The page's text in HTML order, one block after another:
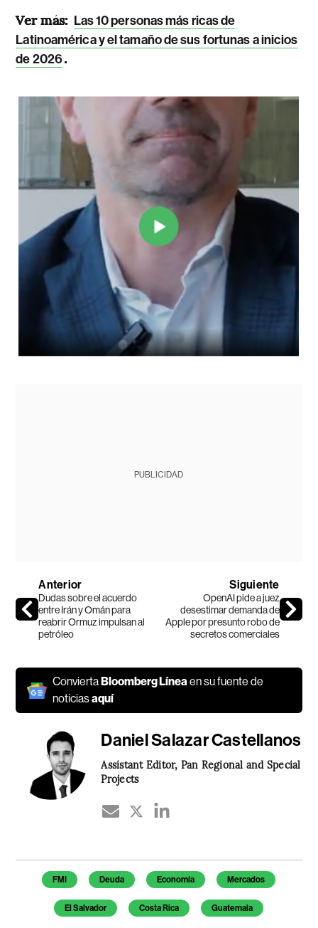
Ver más: Las 10 personas más ricas de
Latinoamérica y el tamaño de sus fortunas a inicios
de 2026.
PUBLICIDAD
Anterior
Dudas sobre el acuerdo
entre Irán y Omán para
reabrir Ormuz impulsan al
petróleo
Siguiente
OpenAI pide a juez
desestimar demanda de
Apple por presunto robo de
secretos comerciales
Convierta Bloomberg Líneaen su fuente de
noticiasaquí
Daniel Salazar Castellanos
Assistant Editor, Pan Regional and Special
Projects
Temas de este artículo
FMI Deuda Economía Mercados
El Salvador Costa Rica Guatemala